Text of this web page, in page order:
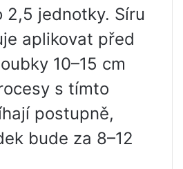
2,5 jednotky. Síru
aplikovat před
10–15 cm
s tímto
postupně,
bude za 8–12